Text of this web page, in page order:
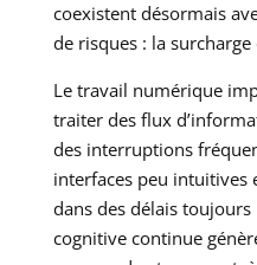
coexistent désormais
de risques : la surcharge
Le travail numérique
traiter des flux
des interruptions
interfaces peu intuitives
dans des délais
cognitive continue